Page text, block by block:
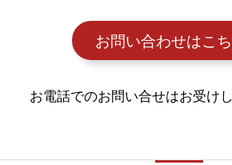
お問い合わせはこ
お電話でのお問い合せはお受け